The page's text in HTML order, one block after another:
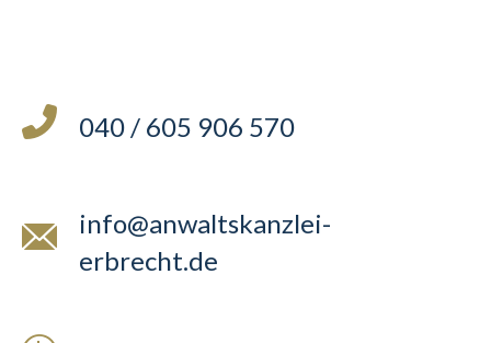
040 / 605 906 570
info@anwaltskanzlei-
erbrecht.de